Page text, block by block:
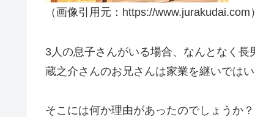
（画像引用元：https://www.jurakudai.com）
3人の息子さんがいる場合、なんとなく
蔵之介さんのお兄さんは家業を継いではい
そこには何か理由があったのでしょうか？